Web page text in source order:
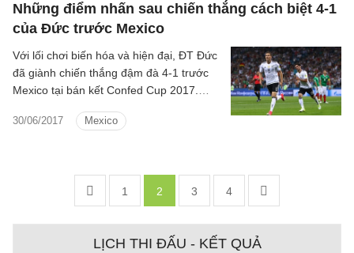
Những điểm nhấn sau chiến thắng cách biệt 4-1
của Đức trước Mexico
30/06/2017 Mexico
Với lối chơi biến hóa và hiện đại, ĐT Đức
đã giành chiến thắng đậm đà 4-1 trước
Mexico tại bán kết Confed Cup 2017.
phút sôi nổi trên sân Olimpiyskiy.
1 2 3 4
LỊCH THI ĐẤU - KẾT QUẢ